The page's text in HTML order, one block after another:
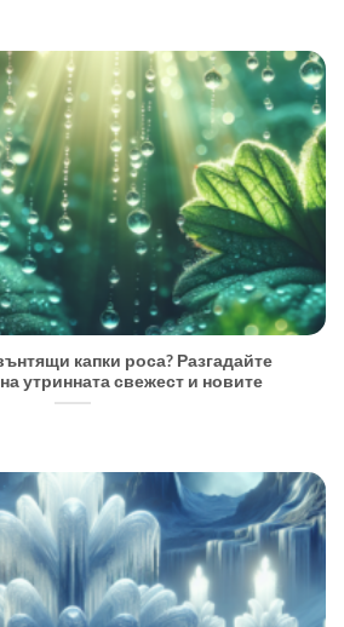
капки роса? Разгадайте
утринната свежест и новите